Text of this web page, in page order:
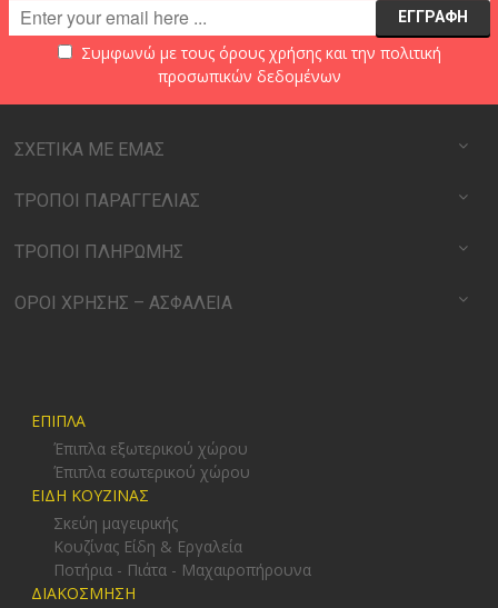
Συμφωνώ με τους όρους χρήσηςκαι την πολιτική
προσωπικών δεδομένων
ΣΧΕΤΙΚΑ ΜΕ ΕΜΑΣ
ΤΡΟΠΟΙ ΠΑΡΑΓΓΕΛΙΑΣ
ΤΡΟΠΟΙ ΠΛΗΡΩΜΗΣ
ΟΡΟΙ ΧΡΗΣΗΣ – ΑΣΦΑΛΕΙΑ
ΕΠΙΠΛΑ
Έπιπλα εξωτερικού χώρου
Έπιπλα εσωτερικού χώρου
ΕΙΔΗ ΚΟΥΖΙΝΑΣ
Σκεύη μαγειρικής
Κουζίνας Είδη & Εργαλεία
Ποτήρια - Πιάτα - Μαχαιροπήρουνα
ΔΙΑΚΟΣΜΗΣΗ